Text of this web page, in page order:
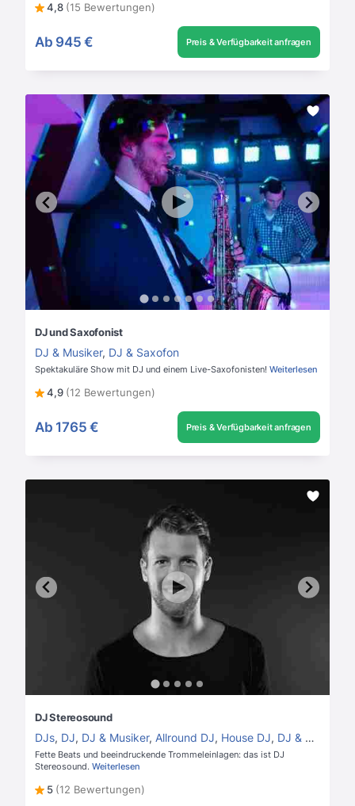
4,8 (15 Bewertungen)
Ab 945 € Preis & Verfügbarkeit anfragen
DJ und Saxofonist
DJ & Musiker, DJ & Saxofon
Spektakuläre Show mit DJ und einem Live-Saxofonisten! Weiterlesen
4,9 (12 Bewertungen)
Ab 1765 € Preis & Verfügbarkeit anfragen
DJ Stereosound
DJs, DJ, DJ & Musiker, Allround DJ, House DJ, DJ & Perkussion
Fette Beats und beeindruckende Trommeleinlagen: das ist DJ
Stereosound. Weiterlesen
5 (12 Bewertungen)